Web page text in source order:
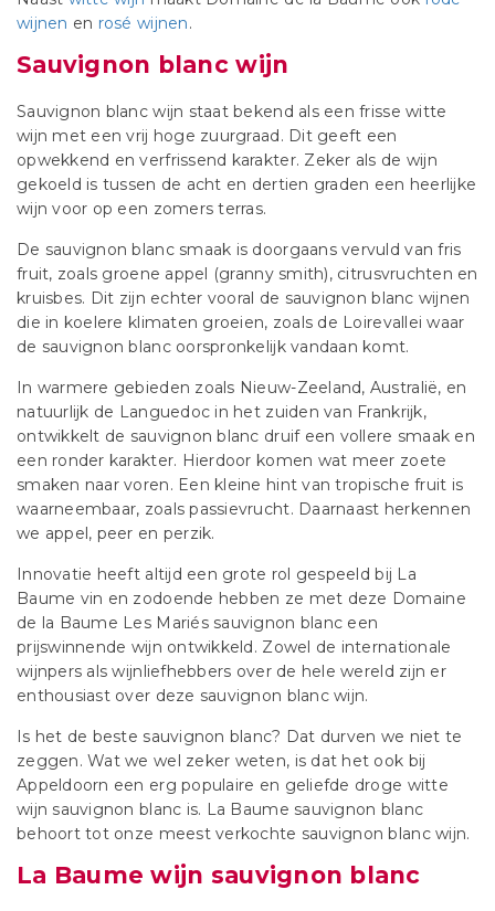
wijnen en rosé wijnen.
Sauvignon blanc wijn
Sauvignon blanc wijn staat bekend als een frisse witte
wijn met een vrij hoge zuurgraad. Dit geeft een
opwekkend en verfrissend karakter. Zeker als de wijn
gekoeld is tussen de acht en dertien graden een heerlijke
wijn voor op een zomers terras.
De sauvignon blanc smaak is doorgaans vervuld van fris
fruit, zoals groene appel (granny smith), citrusvruchten en
kruisbes. Dit zijn echter vooral de sauvignon blanc wijnen
die in koelere klimaten groeien, zoals de Loirevallei waar
de sauvignon blanc oorspronkelijk vandaan komt.
In warmere gebieden zoals Nieuw-Zeeland, Australië, en
natuurlijk de Languedoc in het zuiden van Frankrijk,
ontwikkelt de sauvignon blanc druif een vollere smaak en
een ronder karakter. Hierdoor komen wat meer zoete
smaken naar voren. Een kleine hint van tropische fruit is
waarneembaar, zoals passievrucht. Daarnaast herkennen
we appel, peer en perzik.
Innovatie heeft altijd een grote rol gespeeld bij La
Baume vin en zodoende hebben ze met deze Domaine
de la Baume Les Mariés sauvignon blanc een
prijswinnende wijn ontwikkeld. Zowel de internationale
wijnpers als wijnliefhebbers over de hele wereld zijn er
enthousiast over deze sauvignon blanc wijn.
Is het de beste sauvignon blanc? Dat durven we niet te
zeggen. Wat we wel zeker weten, is dat het ook bij
Appeldoorn een erg populaire en geliefde droge witte
wijn sauvignon blanc is. La Baume sauvignon blanc
behoort tot onze meest verkochte sauvignon blanc wijn.
La Baume wijn sauvignon blanc